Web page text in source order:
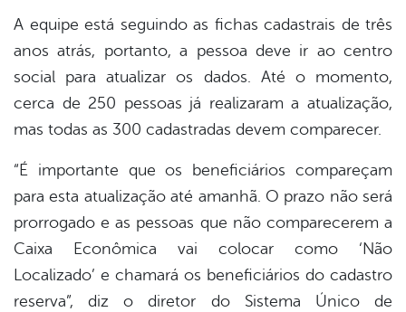
A equipe está seguindo as fichas cadastrais de três
anos atrás, portanto, a pessoa deve ir ao centro
social para atualizar os dados. Até o momento,
cerca de 250 pessoas já realizaram a atualização,
mas todas as 300 cadastradas devem comparecer.
“É importante que os beneficiários compareçam
para esta atualização até amanhã. O prazo não será
prorrogado e as pessoas que não comparecerem a
Caixa Econômica vai colocar como ‘Não
Localizado’ e chamará os beneficiários do cadastro
reserva”, diz o diretor do Sistema Único de